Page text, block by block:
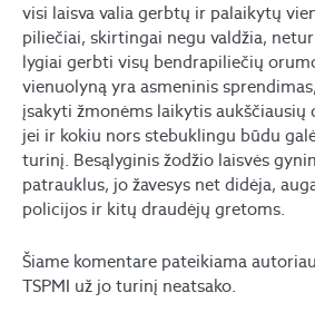
visi laisva valia gerbtų ir palaikytų
piliečiai, skirtingai negu valdžia,
lygiai gerbti visų bendrapiliečių
vienuolyną yra asmeninis
įsakyti žmonėms laikytis aukščiausių
jei ir kokiu nors stebuklingu būdu
turinį. Besąlyginis žodžio laisvės
patrauklus, jo žavesys net didėja,
policijos ir kitų draudėjų gretoms.
Šiame komentare pateikiama
TSPMI už jo turinį neatsako.